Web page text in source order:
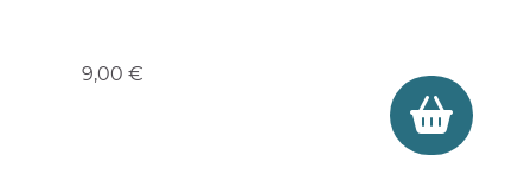
9,00 €